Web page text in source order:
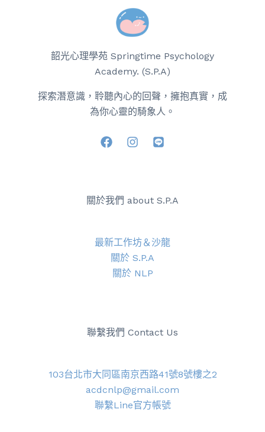
韶光心理學苑 Springtime Psychology
Academy. (S.P.A)
探索潛意識，聆聽內心的回聲，擁抱真實，成
為你心靈的騎象人。
關於我們 about S.P.A
最新工作坊＆沙龍
關於 S.P.A
關於 NLP
聯繫我們 Contact Us
103台北市大同區南京西路41號8號樓之2
acdcnlp@gmail.com
聯繫Line官方帳號